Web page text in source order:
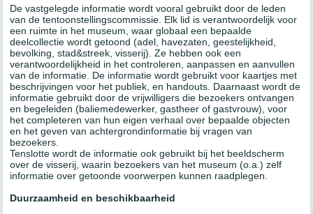
De vastgelegde informatie wordt vooral gebruikt door de leden
van de tentoonstellingscommissie. Elk lid is verantwoordelijk voor
een ruimte in het museum, waar globaal een bepaalde
deelcollectie wordt getoond (adel, havezaten, geestelijkheid,
bevolking, stad&streek, visserij). Ze hebben ook een
verantwoordelijkheid in het controleren, aanpassen en aanvullen
van de informatie. De informatie wordt gebruikt voor kaartjes met
beschrijvingen voor het publiek, en handouts. Daarnaast wordt de
informatie gebruikt door de vrijwilligers die bezoekers ontvangen
en begeleiden (baliemedewerker, gastheer of gastvrouw), voor
het completeren van hun eigen verhaal over bepaalde objecten
en het geven van achtergrondinformatie bij vragen van
bezoekers.
Tenslotte wordt de informatie ook gebruikt bij het beeldscherm
over de visserij, waarin bezoekers van het museum (o.a.) zelf
informatie over getoonde voorwerpen kunnen raadplegen.
Duurzaamheid en beschikbaarheid